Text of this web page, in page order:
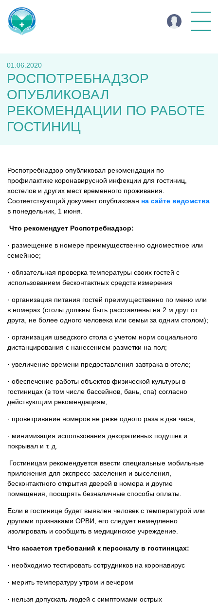
01.06.2020
РОСПОТРЕБНАДЗОР
ОПУБЛИКОВАЛ
РЕКОМЕНДАЦИИ ПО РАБОТЕ
ГОСТИНИЦ
Роспотребнадзор опубликовал рекомендации по
профилактике коронавирусной инфекции для гостиниц,
хостелов и других мест временного проживания.
Соответствующий документ опубликован на сайте ведомства
в понедельник, 1 июня.
Что рекомендует Роспотребнадзор:
· размещение в номере преимущественно одноместное или
семейное;
· обязательная проверка температуры своих гостей с
использованием бесконтактных средств измерения
· организация питания гостей преимущественно по меню или
в номерах (столы должны быть расставлены на 2 м друг от
друга, не более одного человека или семьи за одним столом);
· организация шведского стола с учетом норм социального
дистанцирования с нанесением разметки на пол;
· увеличение времени предоставления завтрака в отеле;
· обеспечение работы объектов физической культуры в
гостиницах (в том числе бассейнов, бань, спа) согласно
действующим рекомендациям;
· проветривание номеров не реже одного раза в два часа;
· минимизация использования декоративных подушек и
покрывал и т. д.
Гостиницам рекомендуется ввести специальные мобильные
приложения для экспресс-заселения и выселения,
бесконтактного открытия дверей в номера и другие
помещения, поощрять безналичные способы оплаты.
Если в гостинице будет выявлен человек с температурой или
другими признаками ОРВИ, его следует немедленно
изолировать и сообщить в медицинское учреждение.
Что касается требований к персоналу в гостиницах:
· необходимо тестировать сотрудников на коронавирус
· мерить температуру утром и вечером
· нельзя допускать людей с симптомами острых